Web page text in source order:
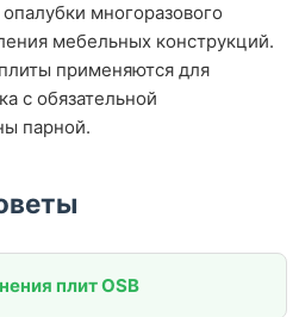
многоразового
мебельных конструкций.
применяются для
с обязательной
парной.
плит OSB